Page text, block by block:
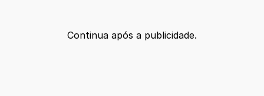
Continua após a publicidade.